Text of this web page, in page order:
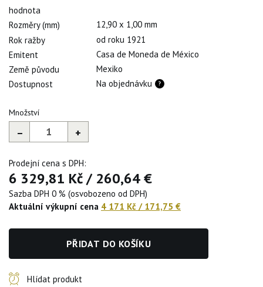
hodnota
Rozměry (mm)
12,90 x 1,00 mm
Rok ražby
od roku 1921
Emitent
Casa de Moneda de México
Země původu
Mexiko
Dostupnost
Na objednávku
Množství
– +
Prodejní cena s DPH:
6 329,81 Kč/ 260,64 €
Sazba DPH 0 % (osvobozeno od DPH)
Aktuální výkupní cena 4 171 Kč / 171,75 €
PŘIDAT DO KOŠÍKU
Hlídat produkt